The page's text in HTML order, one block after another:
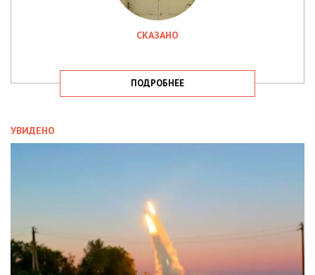
СКАЗАНО
ПОДРОБНЕЕ
УВИДЕНО